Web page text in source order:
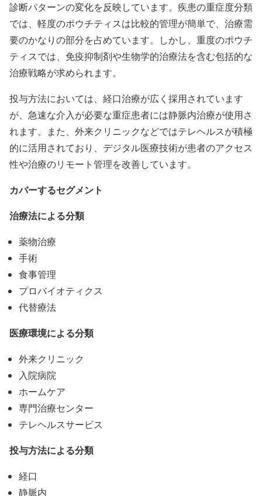
診断パターンの変化を反映しています。疾患の重症度分類
では、軽度のポウチティスは比較的管理が簡単で、治療需
要のかなりの部分を占めています。しかし、重度のポウチ
ティスでは、免疫抑制剤や生物学的治療法を含む包括的な
治療戦略が求められます。
投与方法においては、経口治療が広く採用されています
が、急速な介入が必要な重症患者には静脈内治療が使用さ
れます。また、外来クリニックなどではテレヘルスが積極
的に活用されており、デジタル医療技術が患者のアクセス
性や治療のリモート管理を改善しています。
カバーするセグメント
治療法による分類
薬物治療
手術
食事管理
プロバイオティクス
代替療法
医療環境による分類
外来クリニック
入院病院
ホームケア
専門治療センター
テレヘルスサービス
投与方法による分類
経口
静脈内